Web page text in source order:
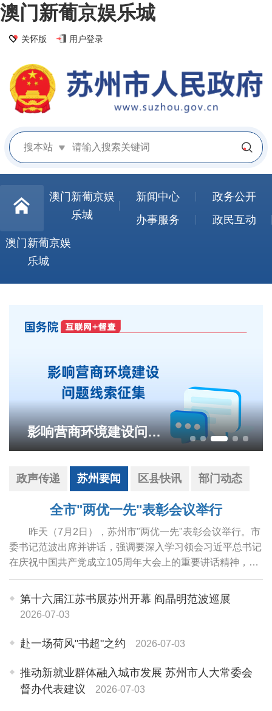
澳门新葡京娱乐城
关怀版 用户登录
搜本站
澳门新葡京娱
乐城
新闻中心
政务公开
办事服务
政民互动
澳门新葡京娱
乐城
影响营商环境建设问题线索征集
政声传递 苏州要闻 区县快讯 部门动态
全市"两优一先"表彰会议举行
昨天（7月2日），苏州市"两优一先"表彰会议举行。市
委书记范波出席并讲话，强调要深入学习领会习近平总书记
在庆祝中国共产党成立105周年大会上的重要讲话精神，全
面贯彻习近平党建思想，更加紧密地团结在以习近平同志为
核心的党中央周围，认真学习全省"两优...
第十六届江苏书展苏州开幕 阎晶明范波巡展
2026-07-03
赴一场荷风"书超"之约 2026-07-03
推动新就业群体融入城市发展 苏州市人大常委会
督办代表建议
2026-07-03